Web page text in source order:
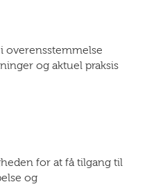
og aktuel praksis
for at få tilgang til
og